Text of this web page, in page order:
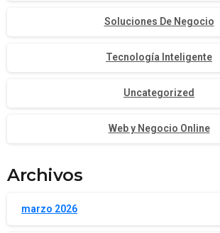
Soluciones De Negocio
Tecnología Inteligente
Uncategorized
Web y Negocio Online
Archivos
marzo 2026